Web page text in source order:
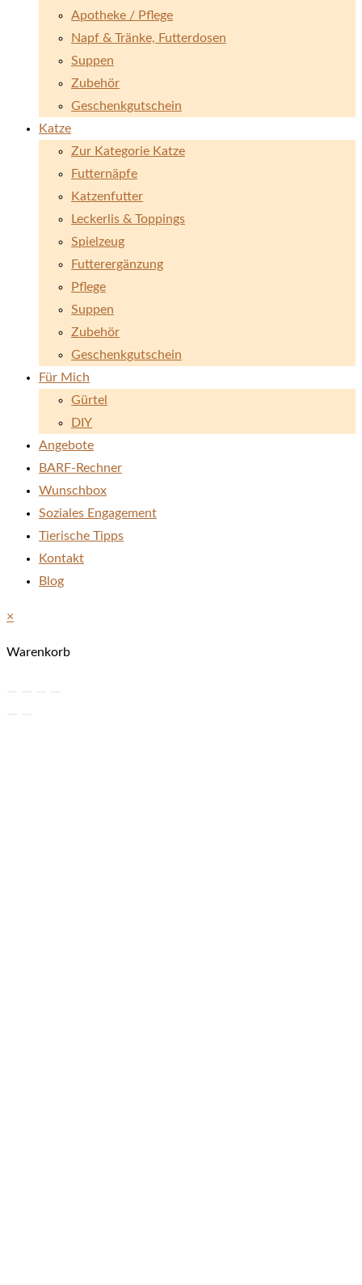
Apotheke / Pflege
Napf & Tränke, Futterdosen
Suppen
Zubehör
Geschenkgutschein
Katze
Zur Kategorie Katze
Futternäpfe
Katzenfutter
Leckerlis & Toppings
Spielzeug
Futterergänzung
Pflege
Suppen
Zubehör
Geschenkgutschein
Für Mich
Gürtel
DIY
Angebote
BARF-Rechner
Wunschbox
Soziales Engagement
Tierische Tipps
Kontakt
Blog
×
Warenkorb